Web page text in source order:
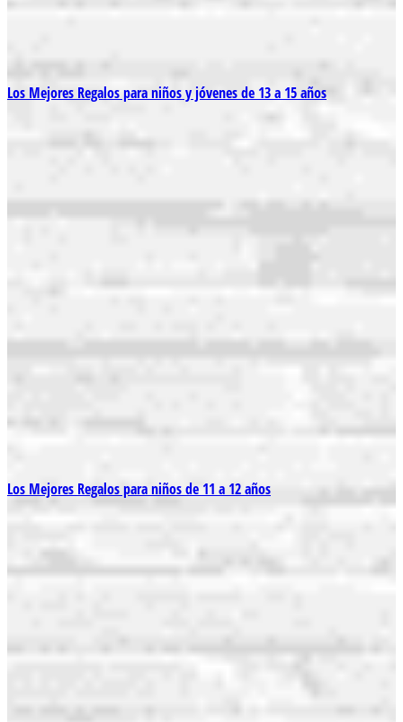
Los Mejores Regalos para niños y jóvenes de 13 a 15 años
Los Mejores Regalos para niños de 11 a 12 años